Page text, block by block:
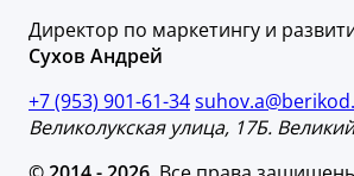
Директор по маркетингу и
Сухов Андрей
+7 (953) 901-61-34
Великолукская улица, 17Б.